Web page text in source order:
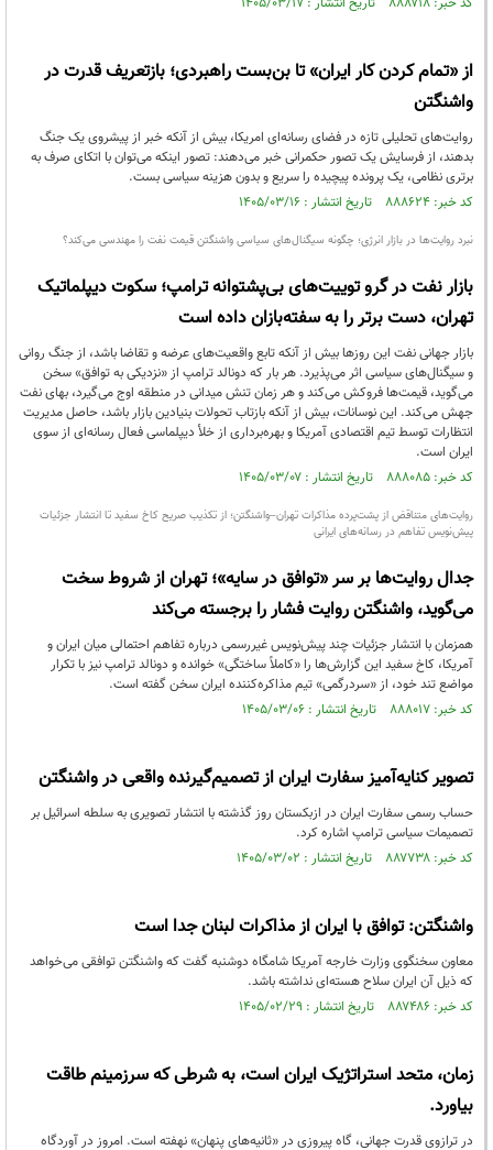
از «تمام کردن کار ایران» تا بن‌بست راهبردی؛ بازتعریف قدرت در
واشنگتن
روایت‌های تحلیلی تازه در فضای رسانه‌ای امریکا، بیش از آنکه خبر از پیشروی یک جنگ
بدهند، از فرسایش یک تصور حکمرانی خبر می‌دهند: تصور اینکه می‌توان با اتکای صرف به
برتری نظامی، یک پرونده پیچیده را سریع و بدون هزینه سیاسی بست.
کد خبر: ۸۸۸۶۲۴ تاریخ انتشار : ۱۴۰۵/۰۳/۱۶
نبرد روایت‌ها در بازار انرژی؛ چگونه سیگنال‌های سیاسی واشنگتن قیمت نفت را مهندسی می‌کند؟
بازار نفت در گرو توییت‌های بی‌پشتوانه ترامپ؛ سکوت دیپلماتیک
تهران، دست برتر را به سفته‌بازان داده است
بازار جهانی نفت این روزها بیش از آنکه تابع واقعیت‌های عرضه و تقاضا باشد، از جنگ روانی
و سیگنال‌های سیاسی اثر می‌پذیرد. هر بار که دونالد ترامپ از «نزدیکی به توافق» سخن
می‌گوید، قیمت‌ها فروکش می‌کند و هر زمان تنش میدانی در منطقه اوج می‌گیرد، بهای نفت
جهش می‌کند. این نوسانات، بیش از آنکه بازتاب تحولات بنیادین بازار باشد، حاصل مدیریت
انتظارات توسط تیم اقتصادی آمریکا و بهره‌برداری از خلأ دیپلماسی فعال رسانه‌ای از سوی
ایران است.
کد خبر: ۸۸۸۰۸۵ تاریخ انتشار : ۱۴۰۵/۰۳/۰۷
روایت‌های متناقض از پشت‌پرده مذاکرات تهران–واشنگتن؛ از تکذیب صریح کاخ سفید تا انتشار جزئیات
پیش‌نویس تفاهم در رسانه‌های ایرانی
جدال روایت‌ها بر سر «توافق در سایه»؛ تهران از شروط سخت
می‌گوید، واشنگتن روایت فشار را برجسته می‌کند
همزمان با انتشار جزئیات چند پیش‌نویس غیررسمی درباره تفاهم احتمالی میان ایران و
آمریکا، کاخ سفید این گزارش‌ها را «کاملاً ساختگی» خوانده و دونالد ترامپ نیز با تکرار
مواضع تند خود، از «سردرگمی» تیم مذاکره‌کننده ایران سخن گفته است.
کد خبر: ۸۸۸۰۱۷ تاریخ انتشار : ۱۴۰۵/۰۳/۰۶
تصویر کنایه‌آمیز سفارت ایران از تصمیم‌گیرنده واقعی در واشنگتن
حساب رسمی سفارت ایران در ازبکستان روز گذشته با انتشار تصویری به سلطه اسرائیل بر
تصمیمات سیاسی ترامپ اشاره کرد.
کد خبر: ۸۸۷۷۳۸ تاریخ انتشار : ۱۴۰۵/۰۳/۰۲
واشنگتن: توافق با ایران از مذاکرات لبنان جدا است
معاون سخنگوی وزارت خارجه آمریکا شامگاه دوشنبه گفت که واشنگتن توافقی می‌خواهد
که ذیل آن ایران سلاح هسته‌ای نداشته باشد.
کد خبر: ۸۸۷۴۸۶ تاریخ انتشار : ۱۴۰۵/۰۲/۲۹
زمان، متحد استراتژیک ایران است، به شرطی که سرزمینم طاقت
بیاورد.
در ترازوی قدرت جهانی، گاه پیروزی در «ثانیه‌های پنهان» نهفته است. امروز در آوردگاه